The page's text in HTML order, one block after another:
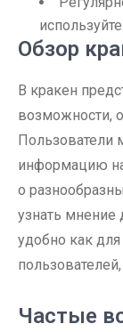
Обзор
В кракен
возможности,
Пользователи
информацию
о
узнать мнение
удобно как
Частые